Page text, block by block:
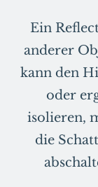
Ein
anderer
kann den
oder
isolieren,
die